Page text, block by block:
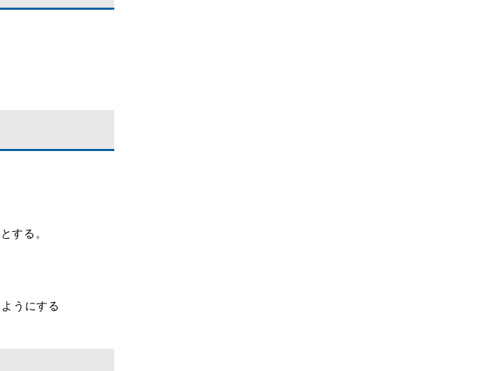
する。
うにする